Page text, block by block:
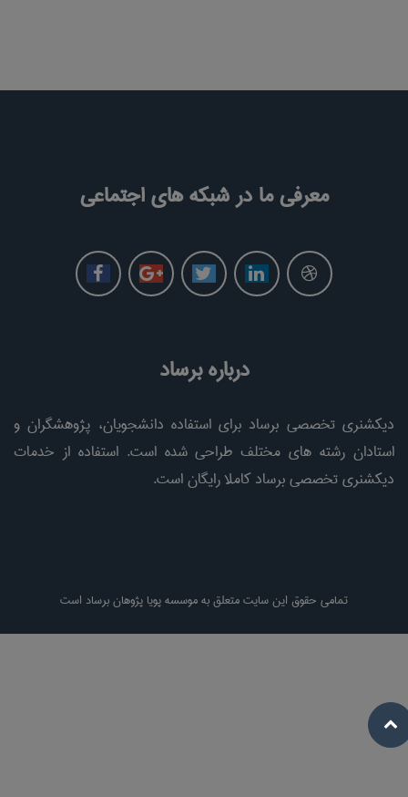
معرفی ما در شبکه های اجتماعی
درباره برساد
دیکشنری تخصصی برساد برای استفاده دانشجویان، پژوهشگران و
استادان رشته های مختلف طراحی شده است. استفاده از خدمات
دیکشنری تخصصی برساد کاملا رایگان است.
تمامی حقوق این سایت متعلق به موسسه پویا پژوهان برساد است